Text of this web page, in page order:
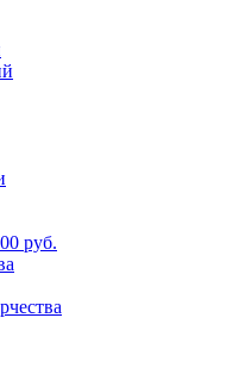
руб.